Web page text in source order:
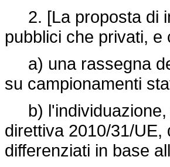
2. [La proposta di
pubblici che privati, e
a) una rassegna
su campionamenti
b) l'individuazione,
direttiva 2010/31/UE,
differenziati in base